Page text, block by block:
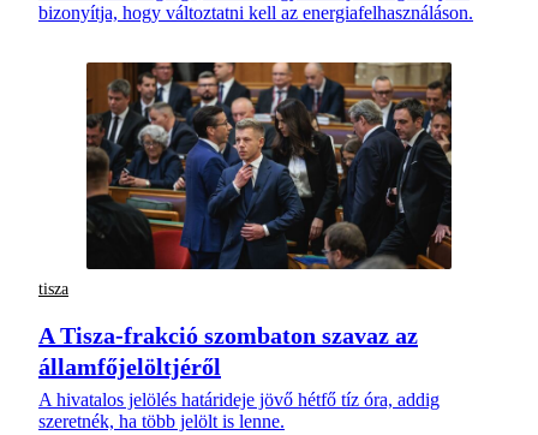
bizonyítja, hogy változtatni kell az energiafelhasználáson.
tisza
A Tisza-frakció szombaton szavaz az
államfőjelöltjéről
A hivatalos jelölés határideje jövő hétfő tíz óra, addig
szeretnék, ha több jelölt is lenne.